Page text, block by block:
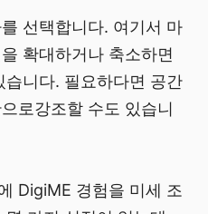
선택합니다. 여기서 마
확대하거나 축소하면
습니다. 필요하다면 공간
로강조할 수도 있습니
DigiME 경험을 미세 조